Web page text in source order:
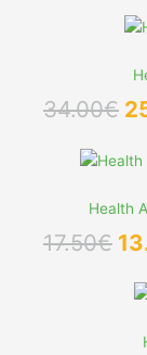
34.00€
Health
17.50€